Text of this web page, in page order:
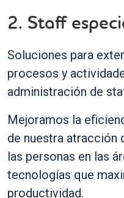
2. Staff
Soluciones para
procesos y
administración de
Mejoramos la
de nuestra atracción
las personas en las
tecnologías que
productividad.